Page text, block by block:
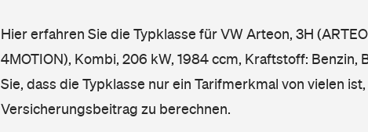
Hier erfahren Sie die Typklasse für VW Arteon, 3H
4MOTION), Kombi, 206 kW, 1984 ccm, Kraftstoff: Benzin,
Sie, dass die Typklasse nur ein Tarifmerkmal von vielen
Versicherungsbeitrag zu berechnen.